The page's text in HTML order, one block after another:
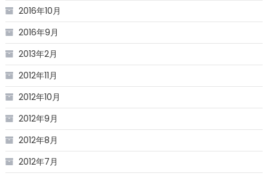
2016年10月
2016年9月
2013年2月
2012年11月
2012年10月
2012年9月
2012年8月
2012年7月